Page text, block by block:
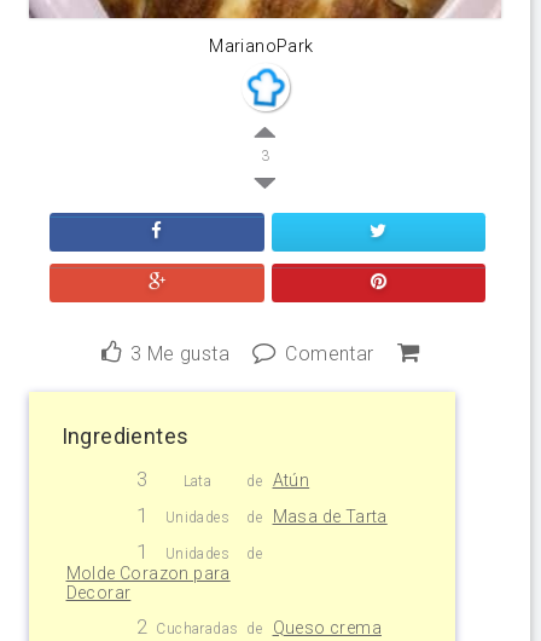
MarianoPark
3
3 Me gusta Comentar
Ingredientes
3 Lata de Atún
1 Unidades de Masa de Tarta
1 Unidades de
Molde Corazon para
Decorar
2 Cucharadas de Queso crema